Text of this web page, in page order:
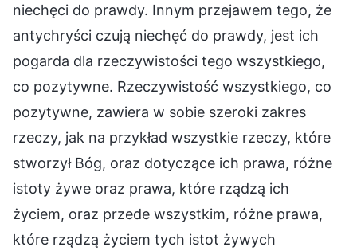
niechęci do prawdy. Innym przejawem tego, że
antychryści czują niechęć do prawdy, jest ich
pogarda dla rzeczywistości tego wszystkiego,
co pozytywne. Rzeczywistość wszystkiego, co
pozytywne, zawiera w sobie szeroki zakres
rzeczy, jak na przykład wszystkie rzeczy, które
stworzył Bóg, oraz dotyczące ich prawa, różne
istoty żywe oraz prawa, które rządzą ich
życiem, oraz przede wszystkim, różne prawa,
które rządzą życiem tych istot żywych